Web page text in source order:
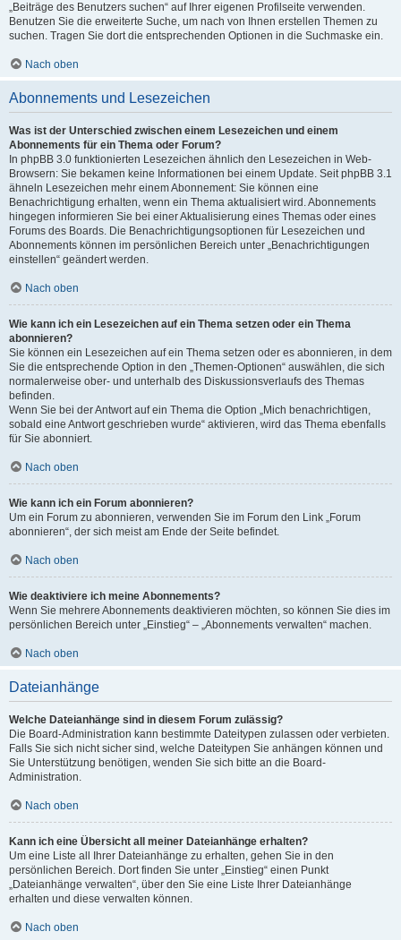
„Beiträge des Benutzers suchen“ auf Ihrer eigenen Profilseite verwenden.
Benutzen Sie die erweiterte Suche, um nach von Ihnen erstellen Themen zu
suchen. Tragen Sie dort die entsprechenden Optionen in die Suchmaske ein.
Nach oben
Abonnements und Lesezeichen
Was ist der Unterschied zwischen einem Lesezeichen und einem
Abonnements für ein Thema oder Forum?
In phpBB 3.0 funktionierten Lesezeichen ähnlich den Lesezeichen in Web-
Browsern: Sie bekamen keine Informationen bei einem Update. Seit phpBB 3.1
ähneln Lesezeichen mehr einem Abonnement: Sie können eine
Benachrichtigung erhalten, wenn ein Thema aktualisiert wird. Abonnements
hingegen informieren Sie bei einer Aktualisierung eines Themas oder eines
Forums des Boards. Die Benachrichtigungsoptionen für Lesezeichen und
Abonnements können im persönlichen Bereich unter „Benachrichtigungen
einstellen“ geändert werden.
Nach oben
Wie kann ich ein Lesezeichen auf ein Thema setzen oder ein Thema
abonnieren?
Sie können ein Lesezeichen auf ein Thema setzen oder es abonnieren, in dem
Sie die entsprechende Option in den „Themen-Optionen“ auswählen, die sich
normalerweise ober- und unterhalb des Diskussionsverlaufs des Themas
befinden.
Wenn Sie bei der Antwort auf ein Thema die Option „Mich benachrichtigen,
sobald eine Antwort geschrieben wurde“ aktivieren, wird das Thema ebenfalls
für Sie abonniert.
Nach oben
Wie kann ich ein Forum abonnieren?
Um ein Forum zu abonnieren, verwenden Sie im Forum den Link „Forum
abonnieren“, der sich meist am Ende der Seite befindet.
Nach oben
Wie deaktiviere ich meine Abonnements?
Wenn Sie mehrere Abonnements deaktivieren möchten, so können Sie dies im
persönlichen Bereich unter „Einstieg“ – „Abonnements verwalten“ machen.
Nach oben
Dateianhänge
Welche Dateianhänge sind in diesem Forum zulässig?
Die Board-Administration kann bestimmte Dateitypen zulassen oder verbieten.
Falls Sie sich nicht sicher sind, welche Dateitypen Sie anhängen können und
Sie Unterstützung benötigen, wenden Sie sich bitte an die Board-
Administration.
Nach oben
Kann ich eine Übersicht all meiner Dateianhänge erhalten?
Um eine Liste all Ihrer Dateianhänge zu erhalten, gehen Sie in den
persönlichen Bereich. Dort finden Sie unter „Einstieg“ einen Punkt
„Dateianhänge verwalten“, über den Sie eine Liste Ihrer Dateianhänge
erhalten und diese verwalten können.
Nach oben